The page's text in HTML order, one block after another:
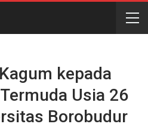
kepada
Usia 26
Borobudur